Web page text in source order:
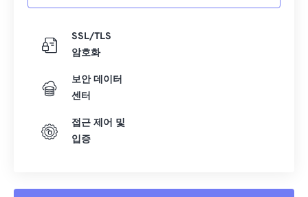
SSL/TLS
암호화
보안 데이터
센터
접근 제어 및
입증